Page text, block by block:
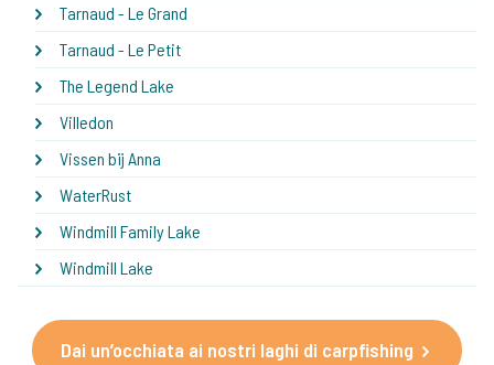
Tarnaud - Le Grand
Tarnaud - Le Petit
The Legend Lake
Villedon
Vissen bij Anna
WaterRust
Windmill Family Lake
Windmill Lake
Dai un’occhiata ai nostri laghi di carpfishing